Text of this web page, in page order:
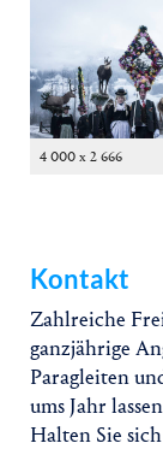
4 000 x 2 666
Kontakt
Zahlreiche
ganzjährige
Paragleiten
ums Jahr
Halten Sie